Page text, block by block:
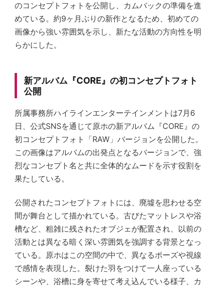
のコンセプトフォトを公開し、カムバックの準備を進
めている。約9ヶ月ぶりの新作となるため、初めての
画像から強い雰囲気を示し、新たな活動の方向性を明
らかにした。
新アルバム『CORE』の初コンセプトフォト
公開
所属事務所ハイラインエンターテインメントは7月6
日、公式SNSを通じて原ホの新アルバム『CORE』の
初コンセプトフォト「RAW」バージョンを公開した。
この画像はアルバムの出発点となるバージョンで、強
烈なコンセプト名と共に全体的なムードを示す役割を
果たしている。
公開されたコンセプトフォトには、廃墟を思わせる空
間が舞台として描かれている。古びたマットレスや浴
槽など、粗雑に残されたオブジェが配置され、以前の
活動とは異なる暗く深い雰囲気を強調する背景となっ
ている。原ホはこの空間の中で、異なるポーズや視線
で感情を表現した。裂けた羽をつけて一人座っている
シーンや、浴槽に身を寄せて考え込んでいる様子、カ